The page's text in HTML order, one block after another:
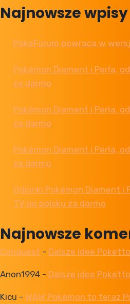
Najnowsze wpisy
PokeForum powraca w
Pokémon Diament i Perła,
za darmo
Pokémon Diament i Perła,
za darmo
Pokémon Diament i Perła,
za darmo
Odcinki Pokémon Diament i
TV po polsku za darmo
Najnowsze
Conquest - Dalsze idee
Anon1994 - Dalsze idee
Kicu - WAW Pokémon to teraz